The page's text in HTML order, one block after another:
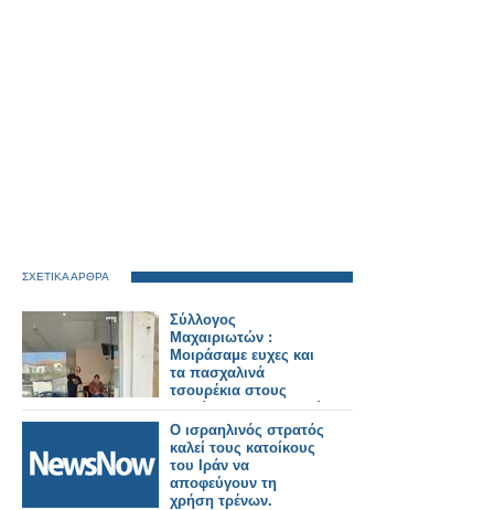
ΣΧΕΤΙΚΑ ΑΡΘΡΑ
Σύλλογος
Μαχαιριωτών :
Μοιράσαμε ευχες και
τα πασχαλινά
τσουρέκια στους
κατοίκους του χωριού
μας,
Ο ισραηλινός στρατός
καλεί τους κατοίκους
του Ιράν να
αποφεύγουν τη
χρήση τρένων.